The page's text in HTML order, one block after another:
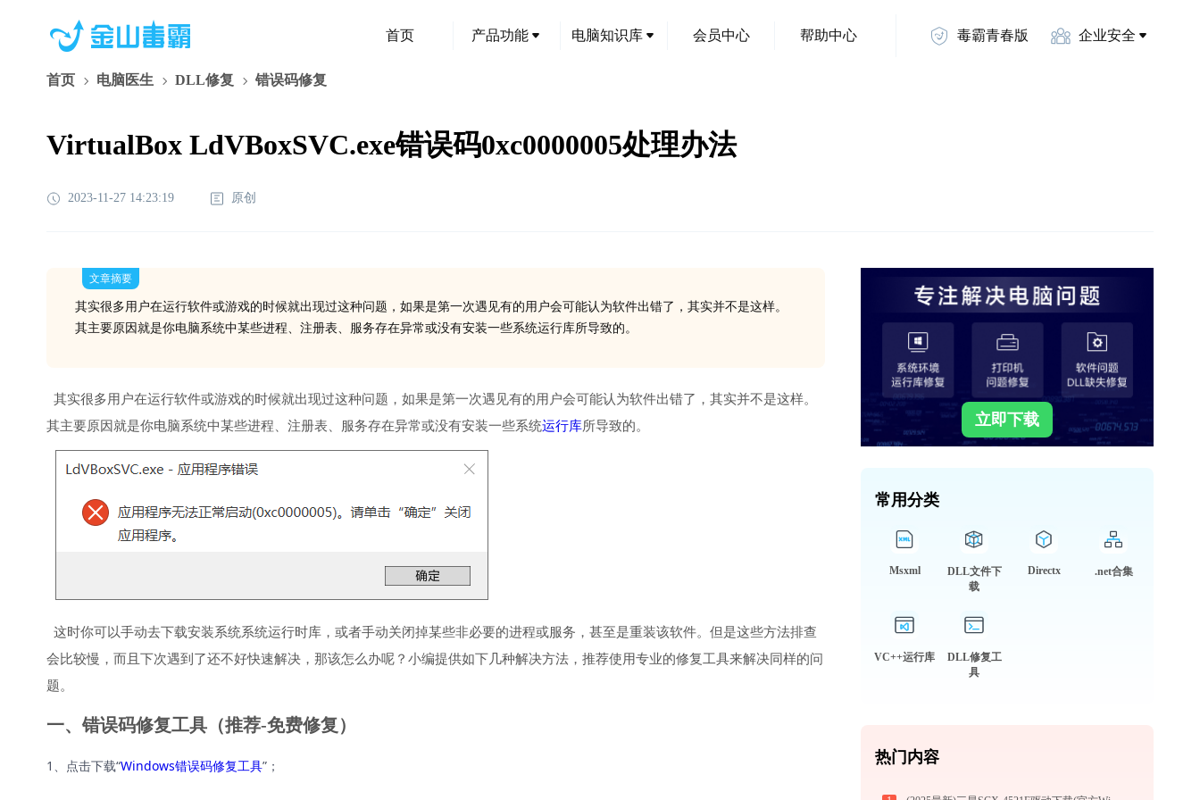
首页 产品功能 电脑知识库 会员中心 帮助中心 毒霸青春版 企业安全
首页 电脑医生 DLL修复 错误码修复
VirtualBox LdVBoxSVC.exe错误码0xc0000005处理办法
2023-11-27 14:23:19 原创
文章摘要
其实很多用户在运行软件或游戏的时候就出现过这种问题，如果是第一次遇见有的用户会可能认为软件出错了，其实并不是这样。
其主要原因就是你电脑系统中某些进程、注册表、服务存在异常或没有安装一些系统运行库所导致的。
其实很多用户在运行软件或游戏的时候就出现过这种问题，如果是第一次遇见有的用户会可能认为软件出错了，其实并不是这样。
其主要原因就是你电脑系统中某些进程、注册表、服务存在异常或没有安装一些系统运行库所导致的。
这时你可以手动去下载安装系统系统运行时库，或者手动关闭掉某些非必要的进程或服务，甚至是重装该软件。但是这些方法排查
会比较慢，而且下次遇到了还不好快速解决，那该怎么办呢？小编提供如下几种解决方法，推荐使用专业的修复工具来解决同样的问
题。
一、错误码修复工具（推荐-免费修复）
1、点击下载“Windows错误码修复工具”；
立即下载
常用分类
Msxml
DLL文件下
载
Directx .net合集
VC++运行库
DLL修复工
具
热门内容